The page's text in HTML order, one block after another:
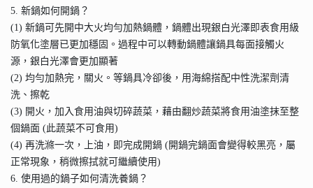
5. 新鍋如何開鍋？
(1) 新鍋可先開中大火均勻加熱鍋體，鍋體出現銀白光澤即表食用級
防氧化塗層已更加穩固。過程中可以轉動鍋體讓鍋具每面接觸火
源，銀白光澤會更加顯著
(2) 均勻加熱完，關火。等鍋具冷卻後，用海綿搭配中性洗潔劑清
洗、擦乾
(3) 開火，加入食用油與切碎蔬菜，藉由翻炒蔬菜將食用油塗抹至整
個鍋面 (此蔬菜不可食用)
(4) 再洗滌一次，上油，即完成開鍋 (開鍋完鍋面會變得較黑亮，屬
正常現象，稍微擦拭就可繼續使用)
6. 使用過的鍋子如何清洗養鍋？